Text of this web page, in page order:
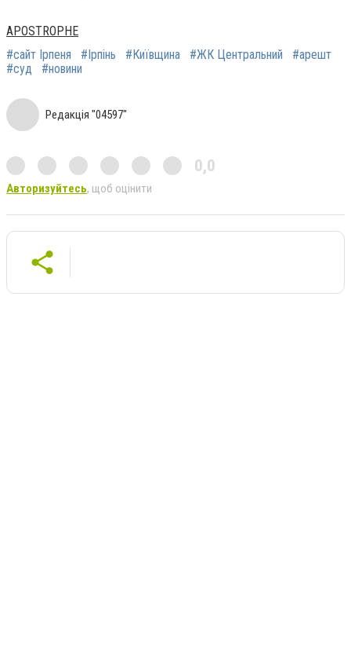
APOSTROPHE
#сайт Ірпеня
#Ірпінь #Київщина #ЖК Центральний
#арешт
#суд
#новини
Редакція "04597"
0,0
Авторизуйтесь, щоб оцінити